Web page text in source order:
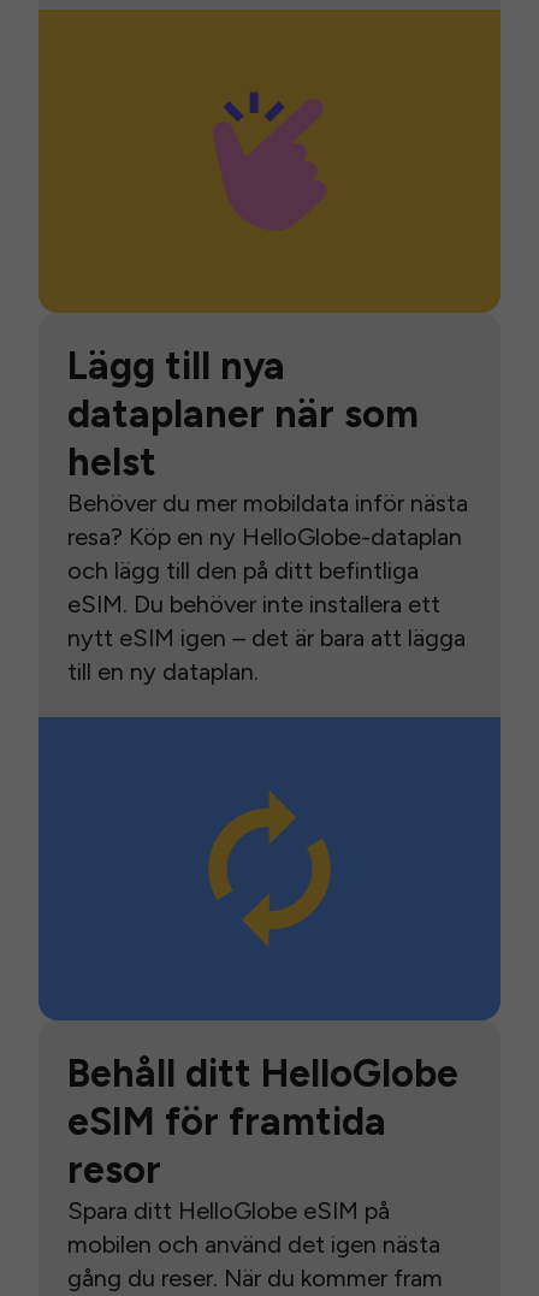
Lägg till nya
dataplaner när som
helst
Behöver du mer mobildata inför nästa
resa? Köp en ny HelloGlobe-dataplan
och lägg till den på ditt befintliga
eSIM. Du behöver inte installera ett
nytt eSIM igen – det är bara att lägga
till en ny dataplan.
Behåll ditt HelloGlobe
eSIM för framtida
resor
Spara ditt HelloGlobe eSIM på
mobilen och använd det igen nästa
gång du reser. När du kommer fram